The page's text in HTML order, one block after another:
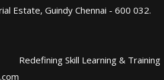
Estate, Guindy Chennai - 600 032.
Redefining Skill Learning & Training